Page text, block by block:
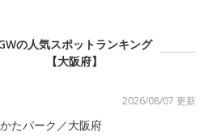
の人気スポットランキング
【大阪府】
2026/08/07 更新
たパーク／大阪府